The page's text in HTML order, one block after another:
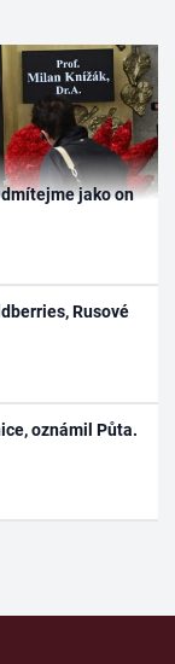
jako on
Rusové
oznámil Půta.